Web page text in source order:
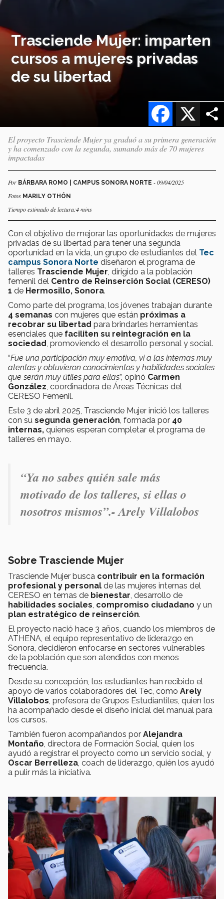
Trasciende Mujer: imparten
cursos a mujeres privadas
de su libertad
X
Facebook
El proyecto Trasciende Mujer ya graduó a su primera generación
y ha comenzado con la segunda, sumando más de 70 mujeres
impactadas
Por BÁRBARA ROMO | CAMPUS SONORA NORTE - 09/04/2025
Fotos MARILY OTHÓN
Tiempo estimado de lectura:4 mins
Con el objetivo de mejorar las oportunidades de mujeres
privadas de su libertad para tener una segunda
oportunidad en la vida, un grupo de estudiantes del Tec
campus Sonora Norte diseñaron el programa de
talleres Trasciende Mujer , dirigido a la población
femenil del Centro de Reinserción Social (CERESO)
1 de Hermosillo, Sonora.
Como parte del programa, los jóvenes trabajan durante
4 semanas con mujeres que están próximas a
recobrar su libertad para brindarles herramientas
esenciales que faciliten su reintegración en la
sociedad , promoviendo el desarrollo personal y social.
“Fue una participación muy emotiva, vi a las internas muy
atentas y obtuvieron conocimientos y habilidades sociales
que serán muy útiles para ellas”, opinó Carmen
González , coordinadora de Áreas Técnicas del
CERESO Femenil.
Este 3 de abril 2025, Trasciende Mujer inició los talleres
con su segunda generación , formada por 40
internas, quienes esperan completar el programa de
talleres en mayo.
“Ya no sabes quién sale más
motivado de los talleres, si ellas o
nosotros mismos”.- Arely Villalobos
Sobre Trasciende Mujer
Trasciende Mujer busca contribuir en la formación
profesional y personal de las mujeres internas del
CERESO en temas de bienestar , desarrollo de
habilidades sociales compromiso ciudadano y un
plan estratégico de reinserción.
El proyecto nació hace 3 años, cuando los miembros de
ATHENA, el equipo representativo de liderazgo en
Sonora, decidieron enfocarse en sectores vulnerables
de la población que son atendidos con menos
frecuencia.
Desde su concepción, los estudiantes han recibido el
apoyo de varios colaboradores del Tec, como Arely
Villalobos , profesora de Grupos Estudiantiles, quien los
ha acompañado desde el diseño inicial del manual para
los cursos.
También fueron acompañandos por Alejandra
Montaño , directora de Formación Social, quien los
ayudó a registrar el proyecto como un servicio social, y
Oscar Berrelleza , coach de liderazgo, quién los ayudó
a pulir más la iniciativa.